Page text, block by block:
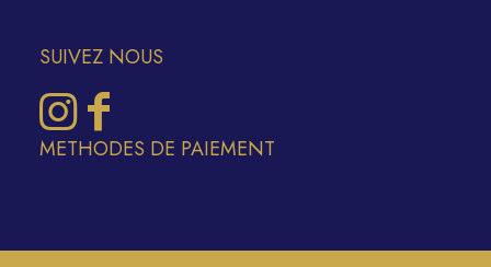
SUIVEZ NOUS
METHODES DE PAIEMENT